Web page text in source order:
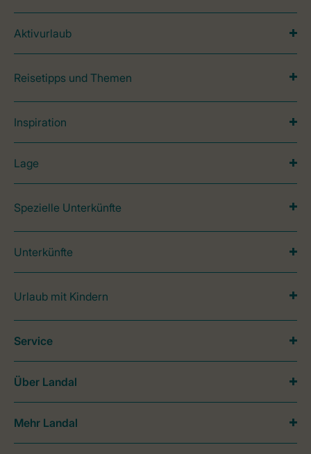
Aktivurlaub
Reisetipps und Themen
Inspiration
Lage
Spezielle Unterkünfte
Unterkünfte
Urlaub mit Kindern
Service
Über Landal
Mehr Landal